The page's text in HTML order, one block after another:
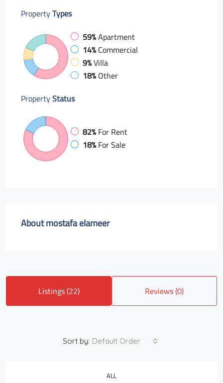
PropertyTypes
59%Apartment
14%Commercial
9%Villa
18%Other
PropertyStatus
82%For Rent
18%For Sale
About mostafa elameer
Listings (22) Reviews (0)
ALL
Sort by: Default Order